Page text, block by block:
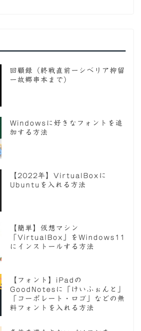
回顧録（終戦直前ーシベリア抑留
ー故郷串本まで）
Windowsに好きなフォントを追
加する方法
【2022年】VirtualBoxに
Ubuntuを入れる方法
【簡単】仮想マシン
「VirtualBox」をWindows11
にインストールする方法
【フォント】iPadの
GoodNotesに「けいふぉんと」
「コーポレート・ロゴ」などの無
料フォントを入れる方法